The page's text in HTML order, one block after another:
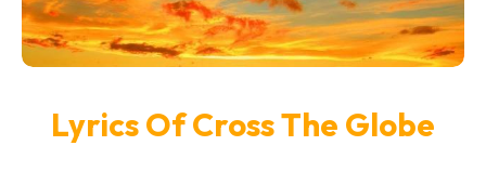
Lyrics Of Cross The Globe